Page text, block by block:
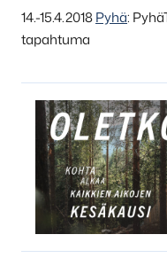
14.-15.4.2018Pyhä:
tapahtuma